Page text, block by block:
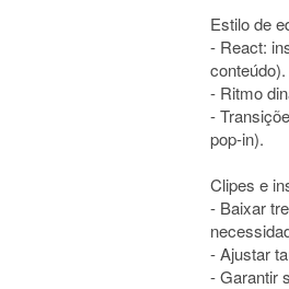
Estilo de
- React:
conteúdo).
- Ritmo
-
pop-in).
Clipes e
- Baixar
- Ajustar
- Garantir